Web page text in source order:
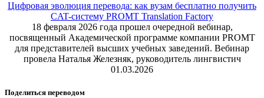
Цифровая эволюция перевода: как вузам бесплатно получить
CAT-систему PROMT Translation Factory
18 февраля 2026 года прошел очередной вебинар,
посвященный Академической программе компании PROMT
для представителей высших учебных заведений. Вебинар
провела Наталья Железняк, руководитель лингвистич
01.03.2026
Поделиться переводом